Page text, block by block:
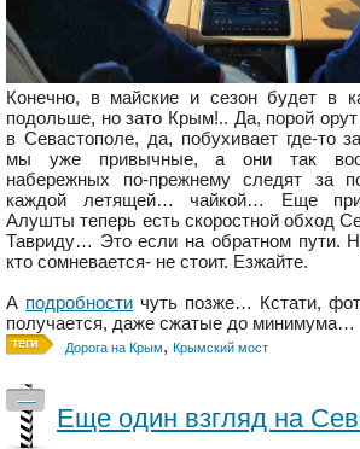
Конечно, в майские и сезон будет в
подольше, но зато Крым!.. Да, порой
в Севастополе, да, побухивает где-то
мы уже привычные, а они так
набережных по-прежнему следят за
каждой летящей… чайкой… Еще
Алушты теперь есть скоростной обход
Тавриду… Это если на обратном пути.
кто сомневается- не стоит. Езжайте.
А подробности чуть позже… Кстати,
получается, даже сжатые до минимума…
Дорога на Крым, Крымский мост
—